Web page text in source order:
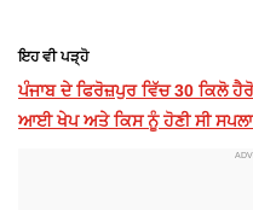
ਇਹ ਵੀ ਪੜ੍ਹੋ
ਪੰਜਾਬ ਦੇ ਫਿਰੋਜ਼ਪੁਰ ਵਿੱਚ 30 ਕਿਲੋ
ਆਈ ਖੇਪ ਅਤੇ ਕਿਸ ਨੂੰ ਹੋਣੀ ਸੀ